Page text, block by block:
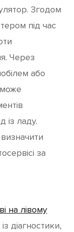
Згодом
під час
Через
або
може
із ладу.
за
на лівому
діагностики,